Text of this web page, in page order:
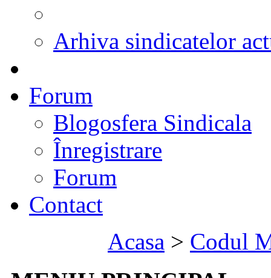
Arhiva sindicatelor
Forum
Blogosfera Sindicala
Înregistrare
Forum
Contact
Acasa > Codul